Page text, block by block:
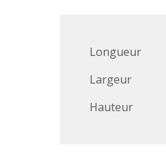
Longueur
Largeur
Hauteur